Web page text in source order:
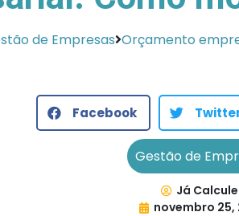
de Empresas Orçamento
Facebook
Gestão de
Já
novembro 25,